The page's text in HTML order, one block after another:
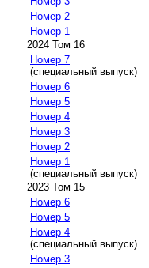
Номер 2
Номер 1
2024 Том 16
Номер 7
(специальный выпуск)
Номер 6
Номер 5
Номер 4
Номер 3
Номер 2
Номер 1
(специальный выпуск)
2023 Том 15
Номер 6
Номер 5
Номер 4
(специальный выпуск)
Номер 3